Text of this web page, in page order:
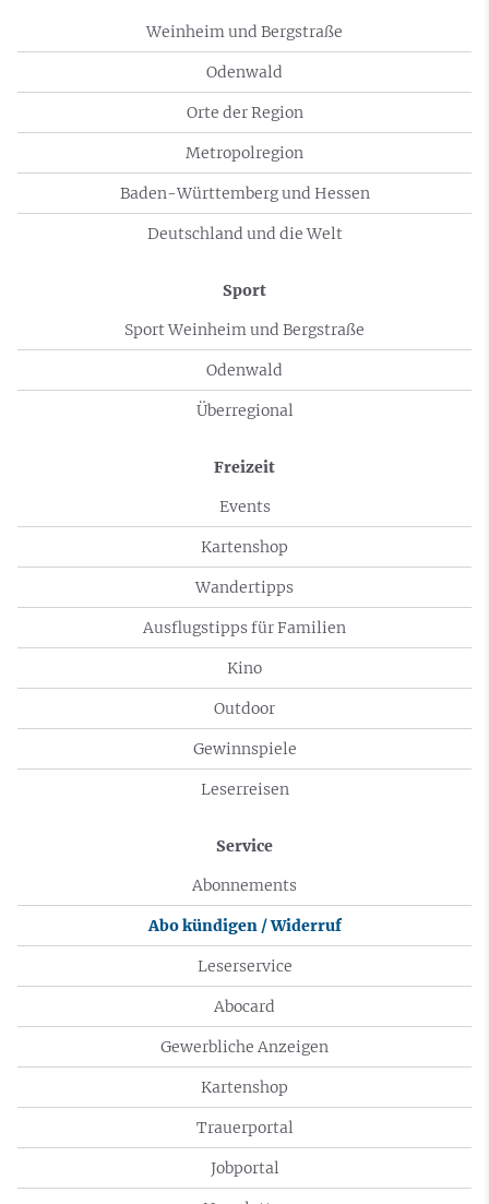
Weinheim und Bergstraße
Odenwald
Orte der Region
Metropolregion
Baden-Württemberg und Hessen
Deutschland und die Welt
Sport
Sport Weinheim und Bergstraße
Odenwald
Überregional
Freizeit
Events
Kartenshop
Wandertipps
Ausflugstipps für Familien
Kino
Outdoor
Gewinnspiele
Leserreisen
Service
Abonnements
Abo kündigen / Widerruf
Leserservice
Abocard
Gewerbliche Anzeigen
Kartenshop
Trauerportal
Jobportal